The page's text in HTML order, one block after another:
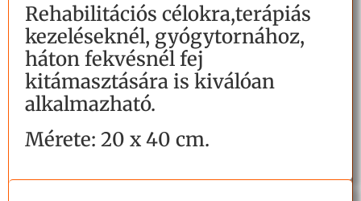
Rehabilitációs célokra,terápiás
kezeléseknél, gyógytornához,
háton fekvésnél fej
kitámasztására is kiválóan
alkalmazható.
Mérete: 20 x 40 cm.